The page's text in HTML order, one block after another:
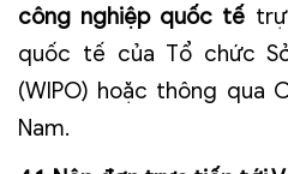
công nghiệp quốc tế
quốc tế của Tổ chức
(WIPO) hoặc thông qua
Nam.